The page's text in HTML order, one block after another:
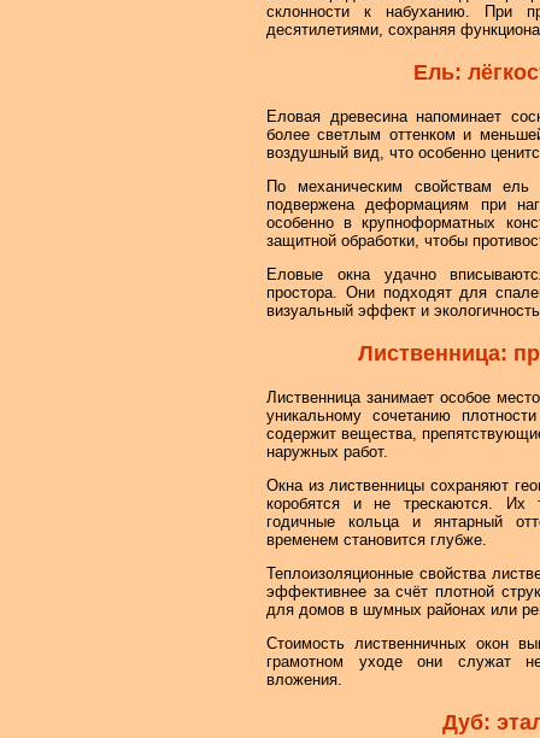
склонности к набуханию. При
десятилетиями, сохраняя
Ель:
Еловая древесина напоминает
более светлым оттенком и
воздушный вид, что особенно
По механическим свойствам
подвержена деформациям при
особенно в крупноформатных
защитной обработки, чтобы
Еловые окна удачно
простора. Они подходят для
визуальный эффект и
Лиственница:
Лиственница занимает особое
уникальному сочетанию
содержит вещества,
наружных работ.
Окна из лиственницы сохраняют
коробятся и не трескаются. Их
годичные кольца и янтарный
временем становится глубже.
Теплоизоляционные свойства
эффективнее за счёт плотной
для домов в шумных районах или
Стоимость лиственничных окон
грамотном уходе они служат
вложения.
Дуб: